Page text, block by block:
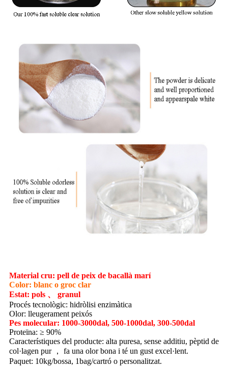
Material cru: pell de peix de bacallà marí
Color: blanc o groc clar
Estat: pols 、 granul
Procés tecnològic: hidròlisi enzimàtica
Olor: lleugerament peixós
Pes molecular: 1000-3000dal, 500-1000dal, 300-500dal
Proteïna: ≥ 90%
Característiques del producte: alta puresa, sense additiu, pèptid de
col·lagen pur ， fa una olor bona i té un gust excel·lent.
Paquet: 10kg/bossa, 1bag/cartró o personalitzat.